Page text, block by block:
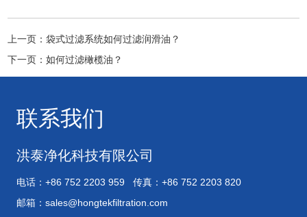
上一页：袋式过滤系统如何过滤润滑油？
下一页：如何过滤橄榄油？
联系我们
洪泰净化科技有限公司
电话：+86 752 2203 959 传真：+86 752 2203 820
邮箱： sales@hongtekfiltration.com